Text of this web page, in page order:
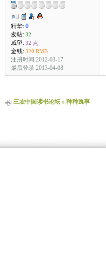
精华: 0
发帖: 32
威望: 32 点
金钱: 320 RMB
注册时间:2012-03-17
最后登录:2013-04-08
三农中国读书论坛» 种种逸事